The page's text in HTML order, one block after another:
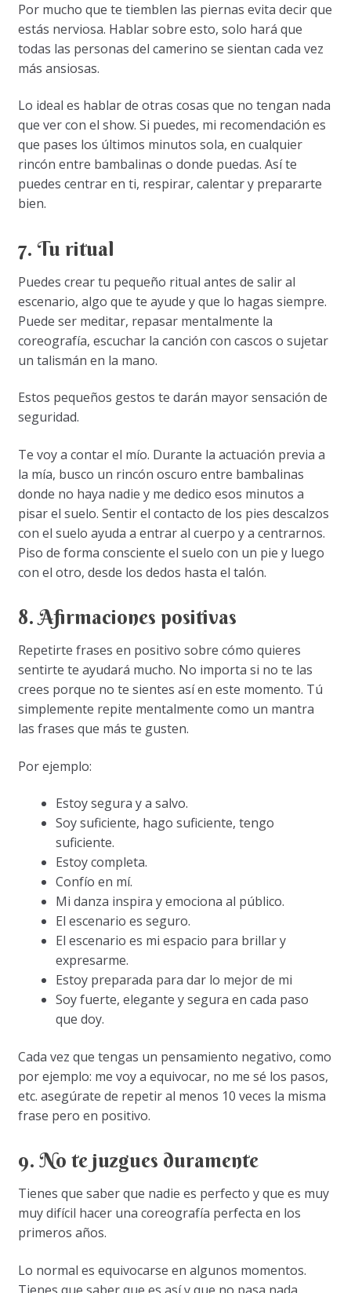
Por mucho que te tiemblen las piernas evita decir que
estás nerviosa. Hablar sobre esto, solo hará que
todas las personas del camerino se sientan cada vez
más ansiosas.
Lo ideal es hablar de otras cosas que no tengan nada
que ver con el show. Si puedes, mi recomendación es
que pases los últimos minutos sola, en cualquier
rincón entre bambalinas o donde puedas. Así te
puedes centrar en ti, respirar, calentar y prepararte
bien.
7. Tu ritual
Puedes crear tu pequeño ritual antes de salir al
escenario, algo que te ayude y que lo hagas siempre.
Puede ser meditar, repasar mentalmente la
coreografía, escuchar la canción con cascos o sujetar
un talismán en la mano.
Estos pequeños gestos te darán mayor sensación de
seguridad.
Te voy a contar el mío. Durante la actuación previa a
la mía, busco un rincón oscuro entre bambalinas
donde no haya nadie y me dedico esos minutos a
pisar el suelo. Sentir el contacto de los pies descalzos
con el suelo ayuda a entrar al cuerpo y a centrarnos.
Piso de forma consciente el suelo con un pie y luego
con el otro, desde los dedos hasta el talón.
8. Afirmaciones positivas
Repetirte frases en positivo sobre cómo quieres
sentirte te ayudará mucho. No importa si no te las
crees porque no te sientes así en este momento. Tú
simplemente repite mentalmente como un mantra
las frases que más te gusten.
Por ejemplo:
Estoy segura y a salvo.
Soy suficiente, hago suficiente, tengo
suficiente.
Estoy completa.
Confío en mí.
Mi danza inspira y emociona al público.
El escenario es seguro.
El escenario es mi espacio para brillar y
expresarme.
Estoy preparada para dar lo mejor de mi
Soy fuerte, elegante y segura en cada paso
que doy.
Cada vez que tengas un pensamiento negativo, como
por ejemplo: me voy a equivocar, no me sé los pasos,
etc. asegúrate de repetir al menos 10 veces la misma
frase pero en positivo.
9. No te juzgues duramente
Tienes que saber que nadie es perfecto y que es muy
muy difícil hacer una coreografía perfecta en los
primeros años.
Lo normal es equivocarse en algunos momentos.